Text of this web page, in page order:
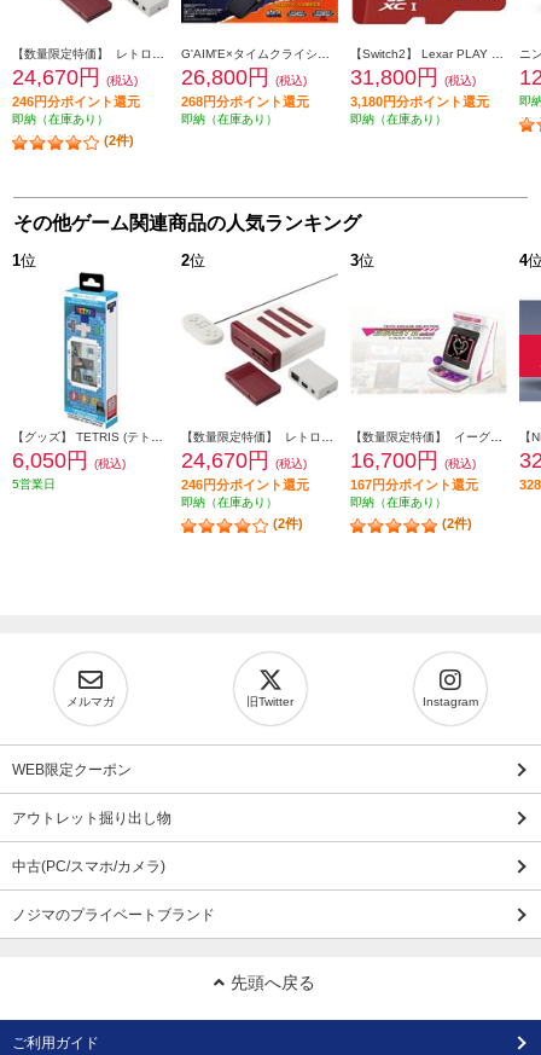
【数量限定特価】 レトロフリーク コントローラーアダプターセット<レッド×ホワイト>
24,670円 (税込)
246円分ポイント還元
即納（在庫あり）
(2件)
G'AIM'E×タイムクライシス アルティメット
26,800円 (税込)
268円分ポイント還元
即納（在庫あり）
【Switch2】 Lexar PLAY PRO microSDXC Express カード 512GB
31,800円 (税込)
3,180円分ポイント還元
即納（在庫あり）
即
その他ゲーム関連商品の人気ランキング
1位
【グッズ】 TETRIS (テトリス) ピクセルポケットプロ
6,050円
(税込)
5営業日
2位
【数量限定特価】 レトロフリーク コントローラーアダプターセット<レッド×ホワイト>
24,670円 (税込)
246円分ポイント還元
即納（在庫あり）
(2件)
3位
【数量限定特価】 イーグレットツーミニ 本体 バイオレットカラー（単品）
16,700円 (税込)
167円分ポイント還元
即納（在庫あり）
(2件)
4
メルマガ 旧Twitter Instagram
WEB限定クーポン
アウトレット掘り出し物
中古(PC/スマホ/カメラ)
ノジマのプライベートブランド
先頭へ戻る
ご利用ガイド